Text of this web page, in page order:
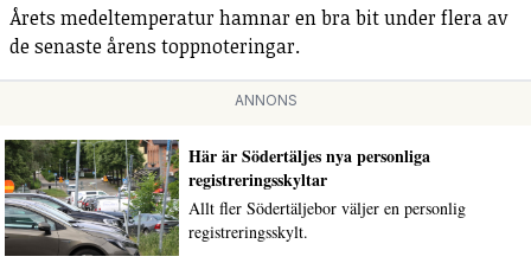
Årets medeltemperatur hamnar en bra bit under flera av
de senaste årens toppnoteringar.
ANNONS
Här är Södertäljes nya personliga
registreringsskyltar
Allt fler Södertäljebor väljer en personlig
registreringsskylt.